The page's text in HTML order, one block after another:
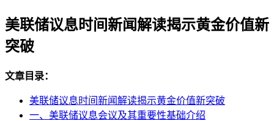
美联储议息时间新闻解读揭示黄金价值新
突破
文章目录：
美联储议息时间新闻解读揭示黄金价值新突破
一、美联储议息会议及其重要性基础介绍